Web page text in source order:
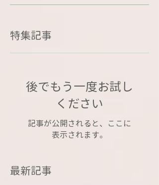
特集記事
後でもう一度お試し
ください
記事が公開されると、ここに
表示されます。
最新記事